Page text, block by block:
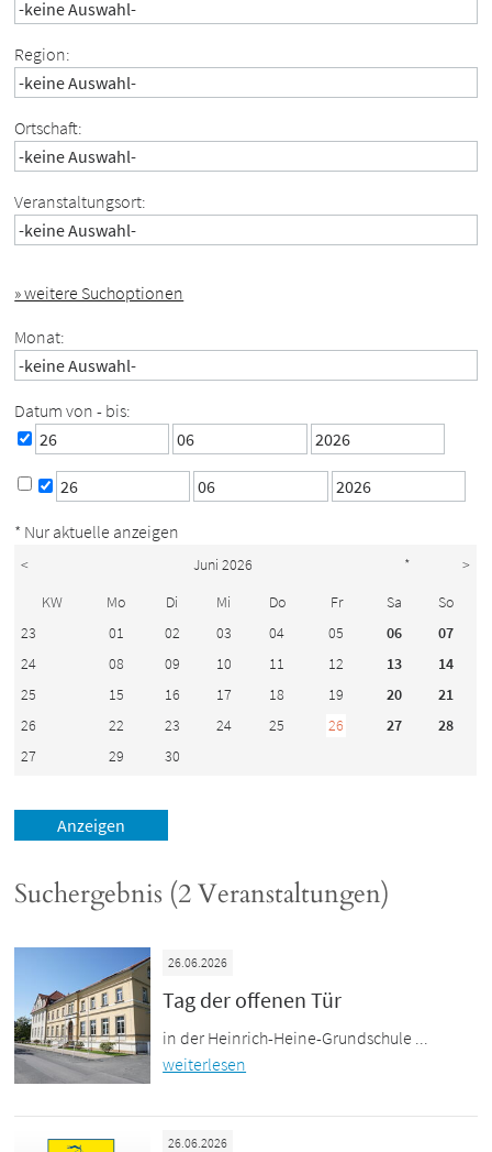
Region:
Ortschaft:
Veranstaltungsort:
» weitere Suchoptionen
Monat:
Datum von - bis:
* Nur aktuelle anzeigen
< Juni 2026 *
>
KW
Mo Di Mi Do Fr Sa
So
23
01 02 03 04 05 06
07
24
08 09 10 11 12 13
14
25
15 16 17 18 19 20
21
26
22 23 24 25 26 27
28
27
29 30
Suchergebnis (2 Veranstaltungen)
26.06.2026
Tag der offenen Tür
in der Heinrich-Heine-Grundschule ...
weiterlesen
26.06.2026